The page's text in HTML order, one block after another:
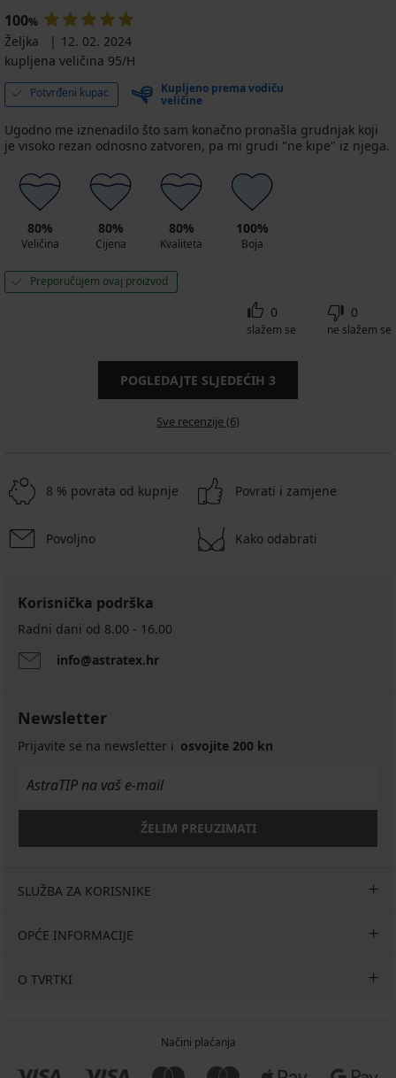
100%
Željka
12. 02. 2024
kupljena veličina 95/H
Potvrđeni kupac
Kupljeno prema vodiču
veličine
Ugodno me iznenadilo što sam konačno pronašla grudnjak koji
je visoko rezan odnosno zatvoren, pa mi grudi "ne kipe" iz njega.
80%
Veličina
80%
Cijena
80%
Kvaliteta
100%
Boja
Preporučujem ovaj proizvod
0
slažem se
0
ne slažem se
POGLEDAJTE SLJEDEĆIH 3
Sve recenzije (6)
8 % povrata od kupnje Povrati i zamjene
Povoljno Kako odabrati
Korisnička podrška
Radni dani od 8.00 - 16.00
info@astratex.hr
Newsletter
Prijavite se na newsletter i osvojite 200 kn
ŽELIM PREUZIMATI
SLUŽBA ZA KORISNIKE
OPĆE INFORMACIJE
O TVRTKI
Načini plaćanja